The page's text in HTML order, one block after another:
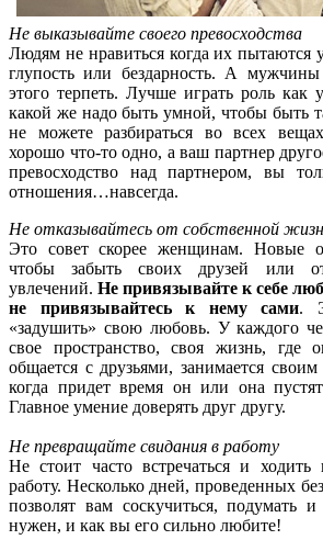
Не выказывайте своего превосходства
Людям не нравиться когда их пытаются
глупость или бездарность. А
этого терпеть. Лучше играть роль
какой же надо быть умной, чтобы быть
не можете разбираться во всех
хорошо что-то одно, а ваш партнер
превосходство над партнером, вы
отношения…навсегда.
Не отказывайтесь от собственной
Это совет скорее женщинам. Новые
чтобы забыть своих друзей или
увлечений. Не привязывайте к себе
не привязывайтесь к нему сами.
«задушить» свою любовь. У каждого
свое пространство, своя жизнь, где
общается с друзьями, занимается
когда придет время он или она
Главное умение доверять друг другу.
Не превращайте свидания в работу
Не стоит часто встречаться и
работу. Несколько дней, проведенных
позволят вам соскучиться, подумать
нужен, и как вы его сильно любите!